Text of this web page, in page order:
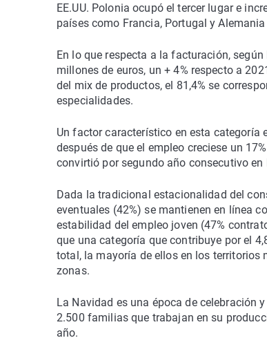
EE.UU. Polonia ocupó el tercer lugar e
países como Francia, Portugal y
En lo que respecta a la facturación,
millones de euros, un + 4% respecto a
del mix de productos, el 81,4% se
especialidades.
Un factor característico en esta categoría
después de que el empleo creciese un
convirtió por segundo año consecutivo
Dada la tradicional estacionalidad del
eventuales (42%) se mantienen en línea
estabilidad del empleo joven (47%
que una categoría que contribuye por el
total, la mayoría de ellos en los territorios
zonas.
La Navidad es una época de celebración
2.500 familias que trabajan en su
año.